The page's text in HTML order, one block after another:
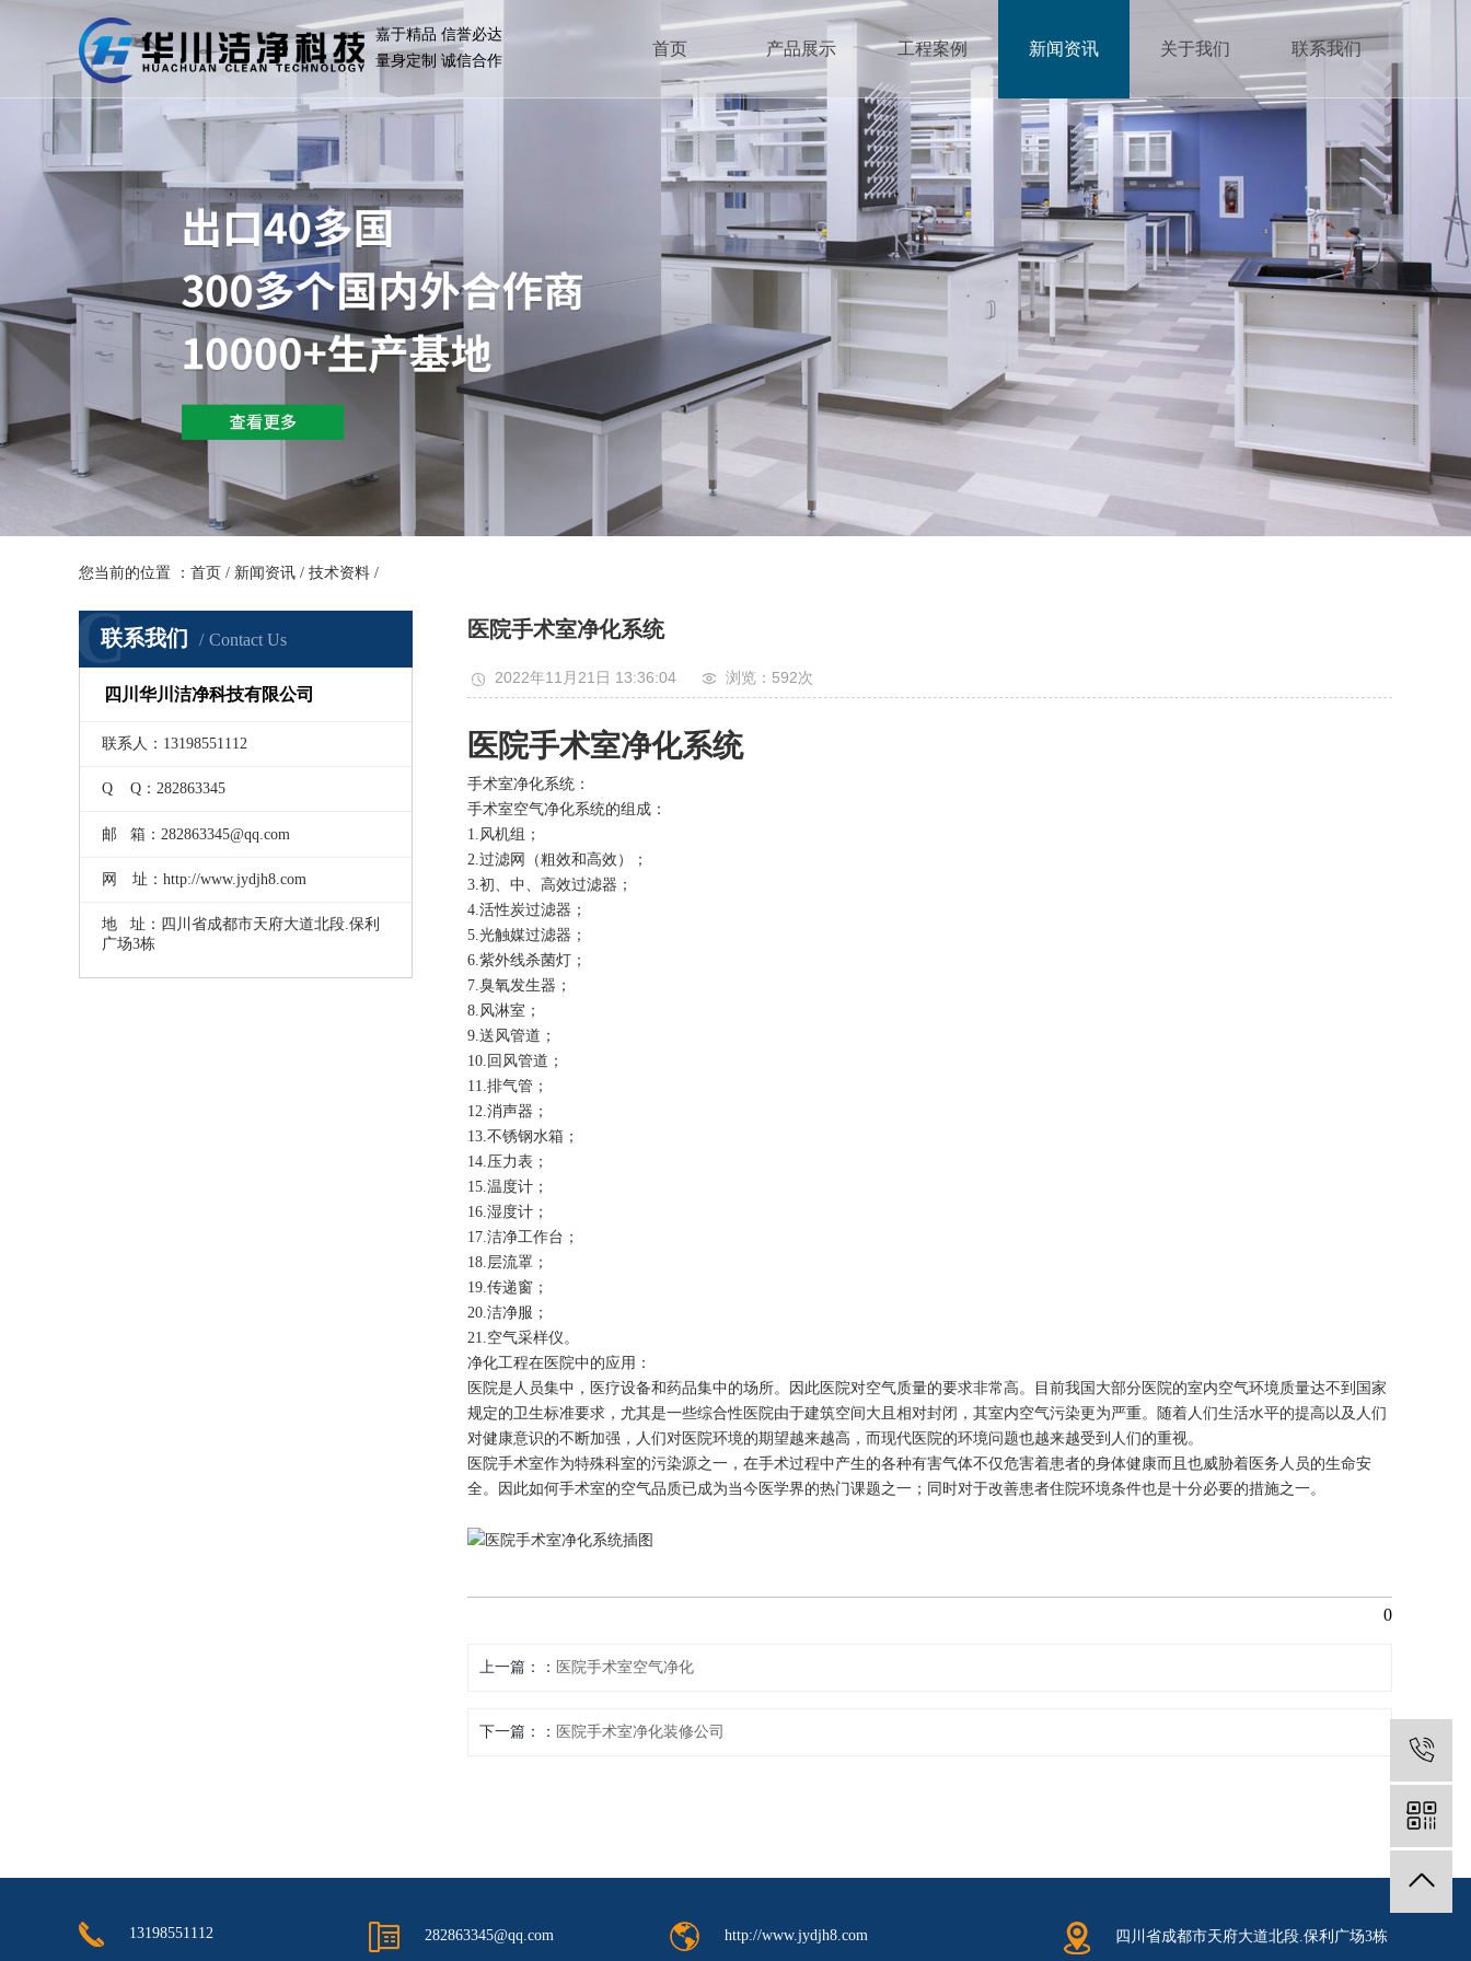
嘉于精品 信誉必达
量身定制 诚信合作
首页 产品展示 工程案例 新闻资讯 关于我们 联系我们
您当前的位置 ： 首页 / 新闻资讯 / 技术资料 /
联系我们 Contact Us
C
四川华川洁净科技有限公司
联系人：13198551112
Q Q：282863345
邮 箱：282863345@qq.com
网 址：http://www.jydjh8.com
地 址：四川省成都市天府大道北段.保利
广场3栋
医院手术室净化系统
2022年11月21日 13:36:04 浏览：592次
医院手术室净化系统
手术室净化系统：
手术室空气净化系统的组成：
1.风机组；
2.过滤网（粗效和高效）；
3.初、中、高效过滤器；
4.活性炭过滤器；
5.光触媒过滤器；
6.紫外线杀菌灯；
7.臭氧发生器；
8.风淋室；
9.送风管道；
10.回风管道；
11.排气管；
12.消声器；
13.不锈钢水箱；
14.压力表；
15.温度计；
16.湿度计；
17.洁净工作台；
18.层流罩；
19.传递窗；
20.洁净服；
21.空气采样仪。
净化工程在医院中的应用：
医院是人员集中，医疗设备和药品集中的场所。因此医院对空气质量的要求非常高。目前我国大部分医院的室内空气环境质量达不到国家
规定的卫生标准要求，尤其是一些综合性医院由于建筑空间大且相对封闭，其室内空气污染更为严重。随着人们生活水平的提高以及人们
对健康意识的不断加强，人们对医院环境的期望越来越高，而现代医院的环境问题也越来越受到人们的重视。
医院手术室作为特殊科室的污染源之一，在手术过程中产生的各种有害气体不仅危害着患者的身体健康而且也威胁着医务人员的生命安
全。因此如何手术室的空气品质已成为当今医学界的热门课题之一；同时对于改善患者住院环境条件也是十分必要的措施之一。
0
上一篇： 医院手术室空气净化
下一篇： 医院手术室净化装修公司
13198551112 282863345@qq.com http://www.jydjh8.com 四川省成都市天府大道北段.保利广场3栋